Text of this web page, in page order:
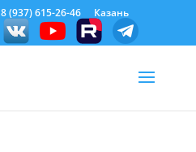
8 (937) 615-26-46
Казань